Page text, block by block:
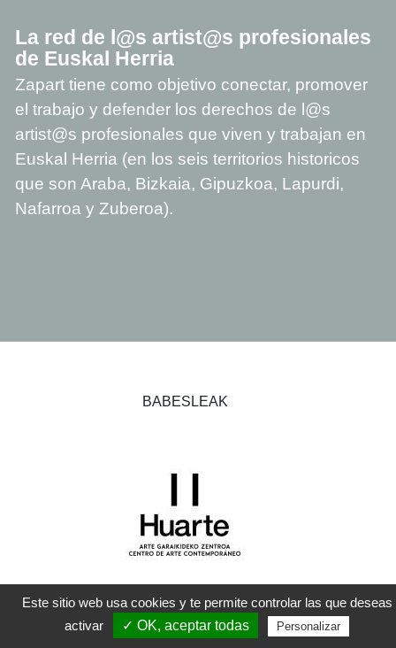
La red de l@s artist@s profesionales
de Euskal Herria
Zapart tiene como objetivo conectar, promover
el trabajo y defender los derechos de l@s
artist@s profesionales que viven y trabajan en
Euskal Herria (en los seis territorios historicos
que son Araba, Bizkaia, Gipuzkoa, Lapurdi,
Nafarroa y Zuberoa).
BABESLEAK
Este sitio web usa cookies y te permite controlar las que deseas
activar
✓ OK, aceptar todas Personalizar